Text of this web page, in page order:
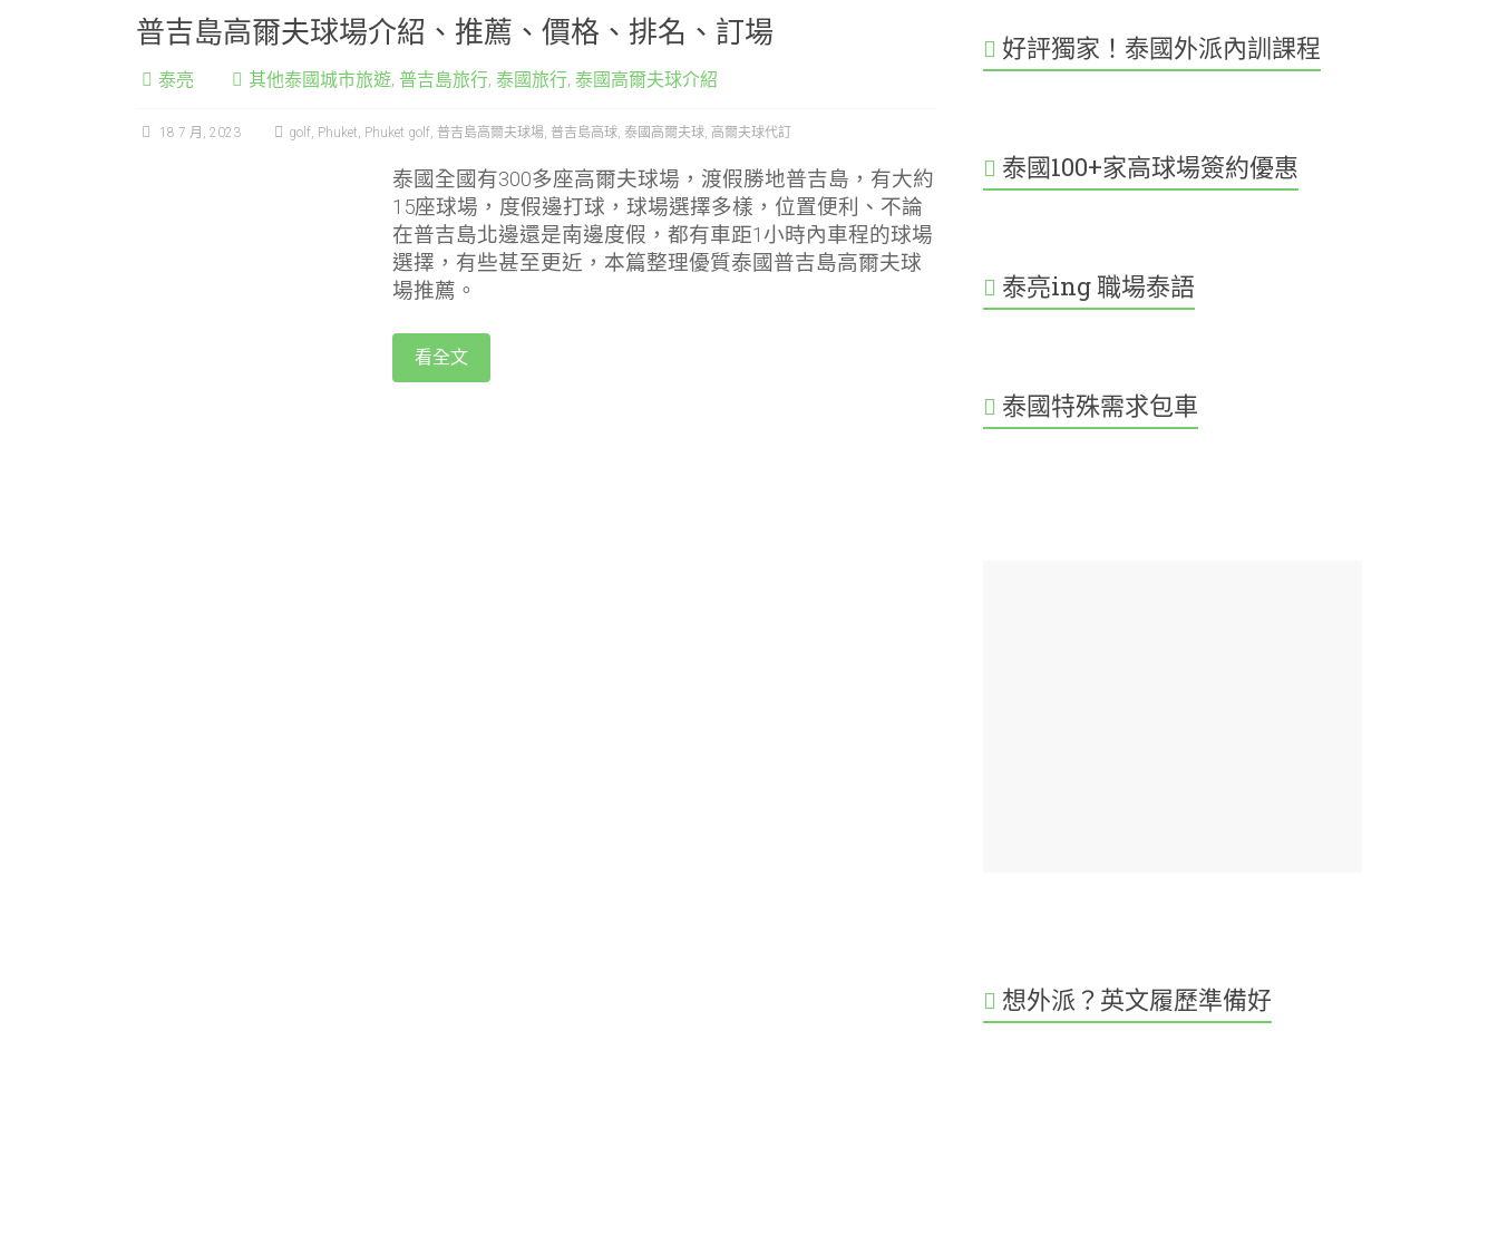
普吉島高爾夫球場介紹、推薦、價格、排名、訂場
泰亮 其他泰國城市旅遊, 普吉島旅行, 泰國旅行, 泰國高爾夫球介紹
18 7 月, 2023 golf, Phuket, Phuket golf, 普吉島高爾夫球場, 普吉島高球, 泰國高爾夫球, 高爾夫球代訂
泰國全國有300多座高爾夫球場，渡假勝地普吉島，有大約
15座球場，度假邊打球，球場選擇多樣，位置便利、不論
在普吉島北邊還是南邊度假，都有車距1小時內車程的球場
選擇，有些甚至更近，本篇整理優質泰國普吉島高爾夫球
場推薦。
看全文
好評獨家！泰國外派內訓課程
泰國100+家高球場簽約優惠
泰亮ing 職場泰語
泰國特殊需求包車
想外派？英文履歷準備好